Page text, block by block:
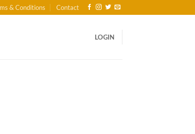
& Conditions Contact
LOGIN